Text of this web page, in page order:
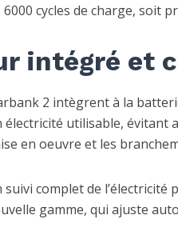
cycles de charge, soit
intégré et
2 intègrent à la
électricité utilisable, évitant
en oeuvre et les
complet de
gamme, qui ajuste